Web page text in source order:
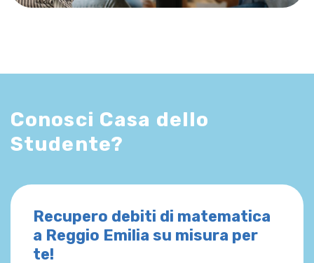
Conosci Casa dello
Studente?
Recupero debiti di matematica
a Reggio Emilia su misura per
te!